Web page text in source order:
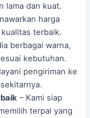
lama dan kuat.
harga
terbaik.
berbagai warna,
kebutuhan.
pengiriman ke
– Kami siap
terpal yang